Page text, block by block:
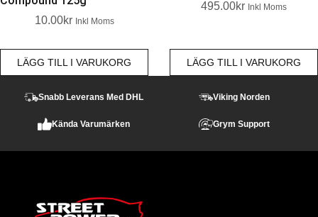
10.00Kr Inkl Moms
LÄGG TILL I VARUKORG
495.00Kr Inkl Moms
LÄGG TILL I VARUKORG
Snabb Leverans Med DHL Viking Norden
Kända Varumärken Grym Support